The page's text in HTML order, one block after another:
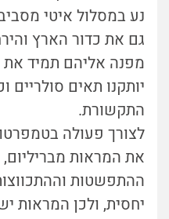
נע במסלול איטי
גם את כדור הארץ
מפנה אליהם תמיד
יותקנו תאים סולריים
התקשורת.
לצורך פעולה
את המראות
ההתפשטות
יחסית, ולכן המראות